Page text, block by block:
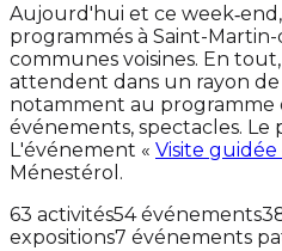
Aujourd'hui et ce
programmés à Saint-
communes voisines. En
attendent dans un rayon de
notamment au programme
événements, spectacles. Le
L'événement « Visite
Ménestérol.
63 activités54 événements
expositions7 événements